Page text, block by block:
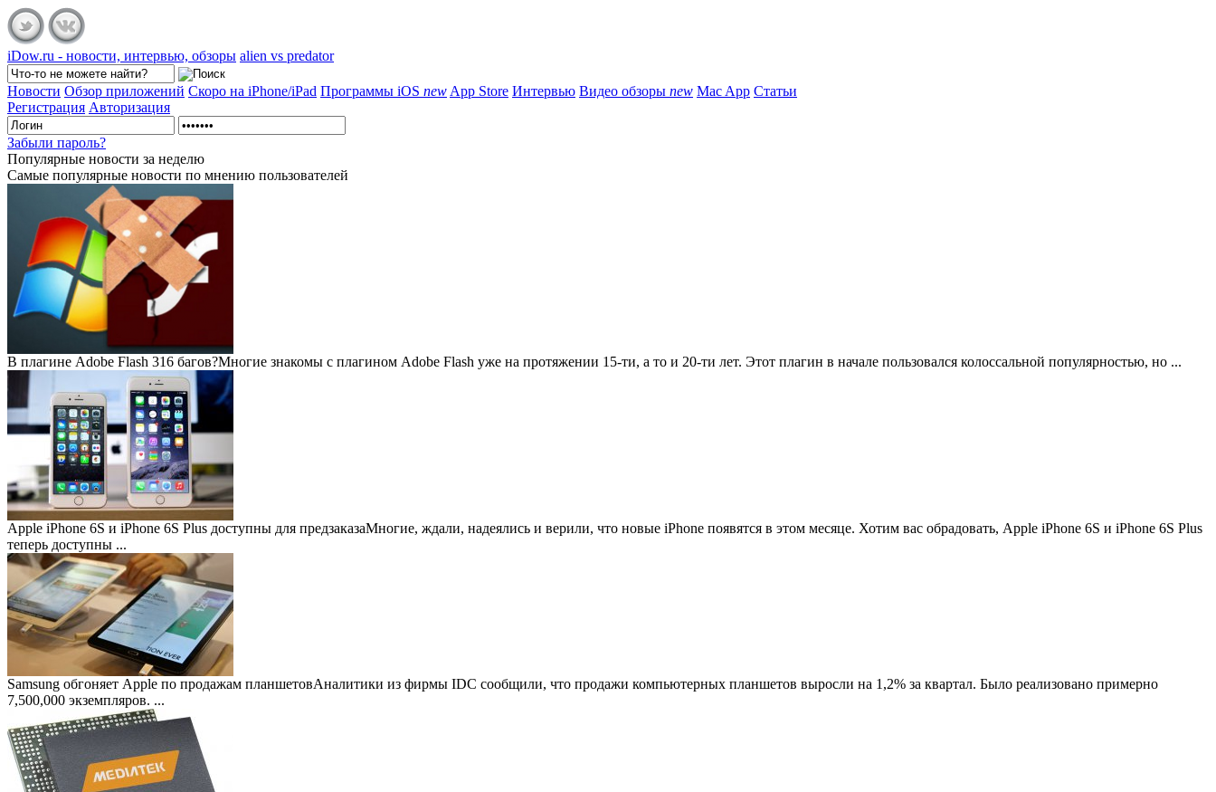
iDow.ru - новости, интервью, обзоры alien vs predator
Новости Обзор приложений Скоро на iPhone/iPad Программы iOS new App Store Интервью Видео обзоры new Mac App Статьи
Регистрация Авторизация
Забыли пароль?
Популярные новости за неделю
Самые популярные новости по мнению пользователей
В плагине Adobe Flash 316 багов?Многие знакомы с плагином Adobe Flash уже на протяжении 15-ти, а то и 20-ти лет. Этот плагин в начале пользовался колоссальной популярностью, но ...
Apple iPhone 6S и iPhone 6S Plus доступны для предзаказаМногие, ждали, надеялись и верили, что новые iPhone появятся в этом месяце. Хотим вас обрадовать, Apple iPhone 6S и iPhone 6S Plus
теперь доступны ...
Samsung обгоняет Apple по продажам планшетовАналитики из фирмы IDC сообщили, что продажи компьютерных планшетов выросли на 1,2% за квартал. Было реализовано примерно
7,500,000 экземпляров. ...